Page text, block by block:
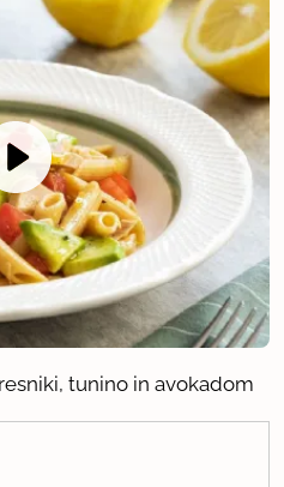
tunino in avokadom